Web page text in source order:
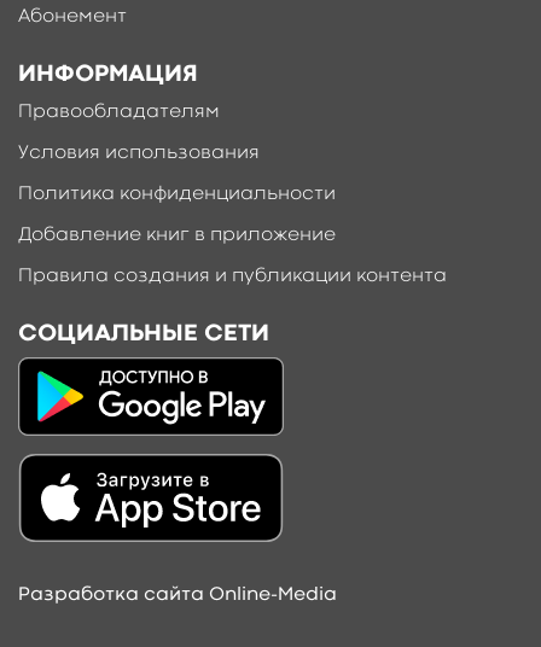
Абонемент
ИНФОРМАЦИЯ
Правообладателям
Условия использования
Политика конфиденциальности
Добавление книг в приложение
Правила создания и публикации контента
СОЦИАЛЬНЫЕ СЕТИ
Разработка сайта Online-Media